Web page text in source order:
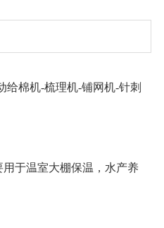
给棉机-梳理机-铺网机-针刺
于温室大棚保温，水产养